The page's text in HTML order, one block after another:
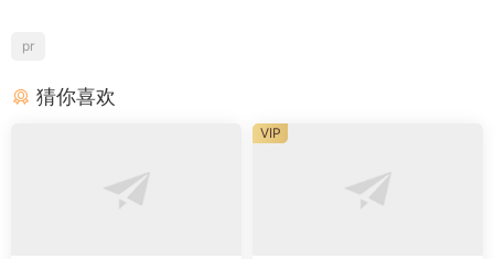
pr
猜你喜欢
VIP